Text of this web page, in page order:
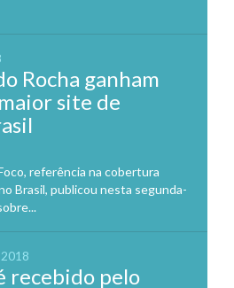
Rocha ganham
site de
referência na cobertura
Brasil, publicou nesta segunda-
recebido pelo